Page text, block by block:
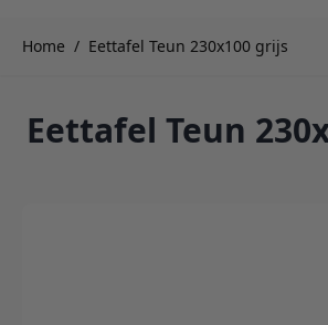
Home / Eettafel Teun 230x100 grijs
Eettafel Teun